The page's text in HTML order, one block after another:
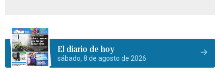
El diario de hoy
sábado, 8 de agosto de 2026